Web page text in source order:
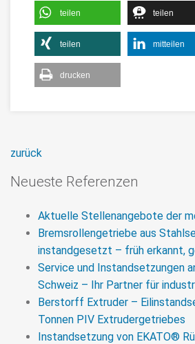
teilen teilen
teilen mitteilen
drucken
zurück
Neueste Referenzen
Aktuelle Stellenangebote der
Bremsrollengetriebe aus
instandgesetzt – früh erkannt,
Service und Instandsetzungen
Schweiz – Ihr Partner für
Berstorff Extruder –
Tonnen PIV Extrudergetriebes
Instandsetzung von EKATO®